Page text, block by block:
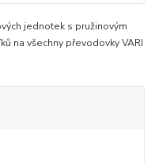
jednotek s pružinovým
na všechny převodovky VARI